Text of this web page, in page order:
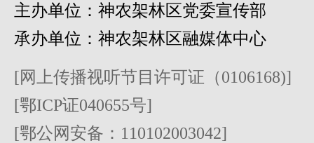
主办单位：神农架林区党委宣传部
承办单位：神农架林区融媒体中心
[网上传播视听节目许可证（0106168)]
[鄂ICP证040655号]
[鄂公网安备：110102003042]